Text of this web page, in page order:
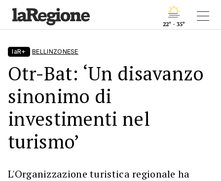
22° - 35°
laR+ BELLINZONESE
Otr-Bat: ‘Un disavanzo
sinonimo di
investimenti nel
turismo’
L'Organizzazione turistica regionale ha